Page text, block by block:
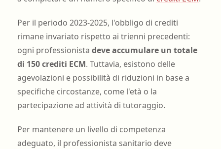
Per il periodo 2023-2025, l'obbligo di crediti
rimane invariato rispetto ai trienni precedenti:
ogni professionista deve accumulare un totale
di 150 crediti ECM. Tuttavia, esistono delle
agevolazioni e possibilità di riduzioni in base a
specifiche circostanze, come l'età o la
partecipazione ad attività di tutoraggio.
Per mantenere un livello di competenza
adeguato, il professionista sanitario deve